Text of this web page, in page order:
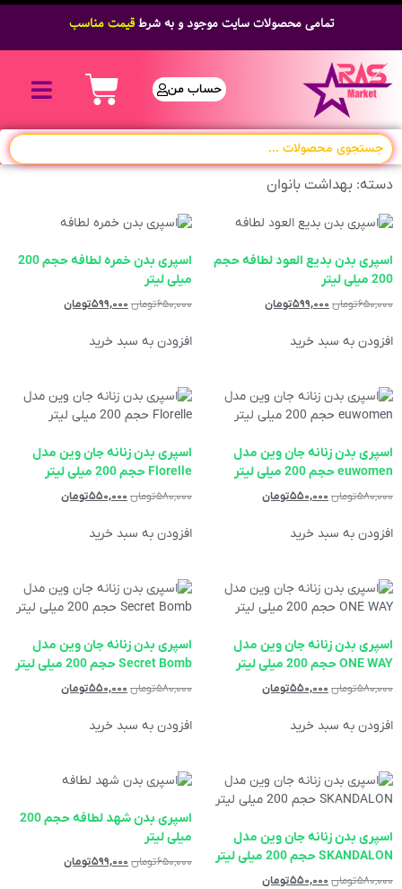
تمامی محصولات سایت موجود و به شرطقیمت مناسب
حساب من
دسته: بهداشت بانوان
اسپری بدن بدیع العود لطافه حجم
200 میلی لیتر
۶۵۰,۰۰۰تومان ۵۹۹,۰۰۰تومان
افزودن به سبد خرید
اسپری بدن خمره لطافه حجم 200
میلی لیتر
۶۵۰,۰۰۰تومان ۵۹۹,۰۰۰تومان
افزودن به سبد خرید
اسپری بدن زنانه جان وین مدل
euwomen حجم 200 میلی لیتر
۵۸۰,۰۰۰تومان ۵۵۰,۰۰۰تومان
افزودن به سبد خرید
اسپری بدن زنانه جان وین مدل
Florelle حجم 200 میلی لیتر
۵۸۰,۰۰۰تومان ۵۵۰,۰۰۰تومان
افزودن به سبد خرید
اسپری بدن زنانه جان وین مدل
ONE WAY حجم 200 میلی لیتر
۵۸۰,۰۰۰تومان ۵۵۰,۰۰۰تومان
افزودن به سبد خرید
اسپری بدن زنانه جان وین مدل
Secret Bomb حجم 200 میلی لیتر
۵۸۰,۰۰۰تومان ۵۵۰,۰۰۰تومان
افزودن به سبد خرید
اسپری بدن زنانه جان وین مدل
SKANDALON حجم 200 میلی لیتر
۵۸۰,۰۰۰تومان ۵۵۰,۰۰۰تومان
اسپری بدن شهد لطافه حجم 200
میلی لیتر
۶۵۰,۰۰۰تومان ۵۹۹,۰۰۰تومان